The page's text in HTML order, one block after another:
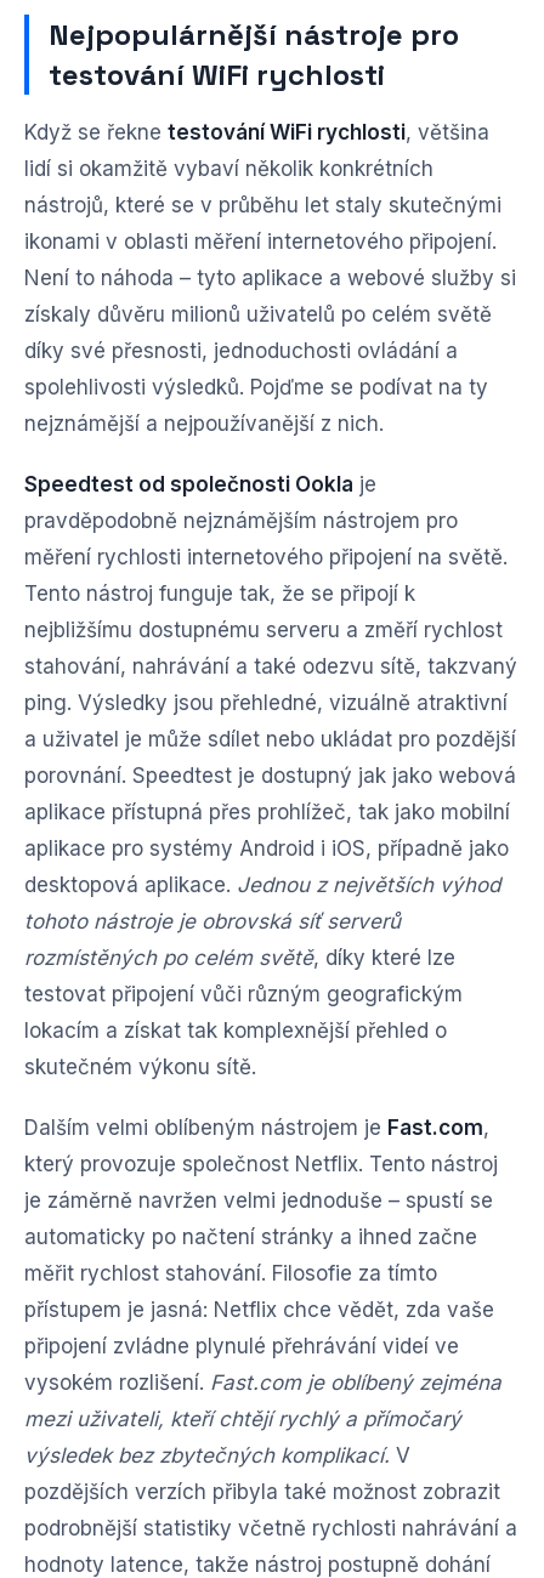
Nejpopulárnější nástroje pro
testování WiFi rychlosti
Když se řekne testování WiFi rychlosti, většina
lidí si okamžitě vybaví několik konkrétních
nástrojů, které se v průběhu let staly skutečnými
ikonami v oblasti měření internetového připojení.
Není to náhoda – tyto aplikace a webové služby si
získaly důvěru milionů uživatelů po celém světě
díky své přesnosti, jednoduchosti ovládání a
spolehlivosti výsledků. Pojďme se podívat na ty
nejznámější a nejpoužívanější z nich.
Speedtest od společnosti Ookla je
pravděpodobně nejznámějším nástrojem pro
měření rychlosti internetového připojení na světě.
Tento nástroj funguje tak, že se připojí k
nejbližšímu dostupnému serveru a změří rychlost
stahování, nahrávání a také odezvu sítě, takzvaný
ping. Výsledky jsou přehledné, vizuálně atraktivní
a uživatel je může sdílet nebo ukládat pro pozdější
porovnání. Speedtest je dostupný jak jako webová
aplikace přístupná přes prohlížeč, tak jako mobilní
aplikace pro systémy Android i iOS, případně jako
desktopová aplikace. Jednou z největších výhod
tohoto nástroje je obrovská síť serverů
rozmístěných po celém světě, díky které lze
testovat připojení vůči různým geografickým
lokacím a získat tak komplexnější přehled o
skutečném výkonu sítě.
Dalším velmi oblíbeným nástrojem je Fast.com,
který provozuje společnost Netflix. Tento nástroj
je záměrně navržen velmi jednoduše – spustí se
automaticky po načtení stránky a ihned začne
měřit rychlost stahování. Filosofie za tímto
přístupem je jasná: Netflix chce vědět, zda vaše
připojení zvládne plynulé přehrávání videí ve
vysokém rozlišení. Fast.com je oblíbený zejména
mezi uživateli, kteří chtějí rychlý a přímočarý
výsledek bez zbytečných komplikací. V
pozdějších verzích přibyla také možnost zobrazit
podrobnější statistiky včetně rychlosti nahrávání a
hodnoty latence, takže nástroj postupně dohání